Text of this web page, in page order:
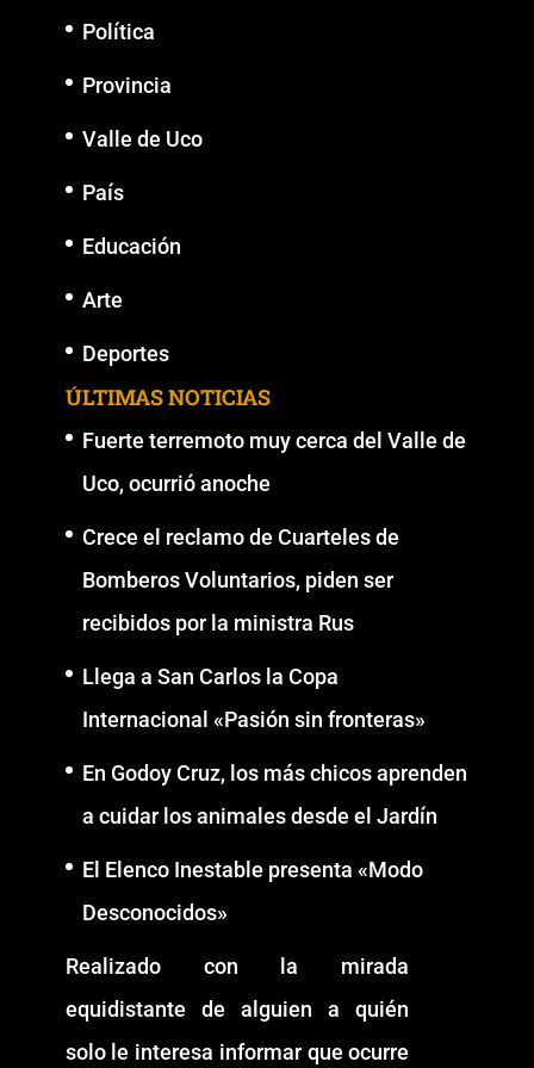
Política
Provincia
Valle de Uco
País
Educación
Arte
Deportes
ÚLTIMAS NOTICIAS
Fuerte terremoto muy cerca del Valle de
Uco, ocurrió anoche
Crece el reclamo de Cuarteles de
Bomberos Voluntarios, piden ser
recibidos por la ministra Rus
Llega a San Carlos la Copa
Internacional «Pasión sin fronteras»
En Godoy Cruz, los más chicos aprenden
a cuidar los animales desde el Jardín
El Elenco Inestable presenta «Modo
Desconocidos»
Realizado con la mirada
equidistante de alguien a quién
solo le interesa informar que ocurre